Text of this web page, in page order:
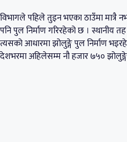
विभागले पहिले तुइन भएका ठाउँमा
पनि पुल निर्माण गरिरहेको छ । स्थानीय
त्यसको आधारमा झोलुङ्गे पुल निर्माण
देशभरमा अहिलेसम्म नौ हजार ७५०